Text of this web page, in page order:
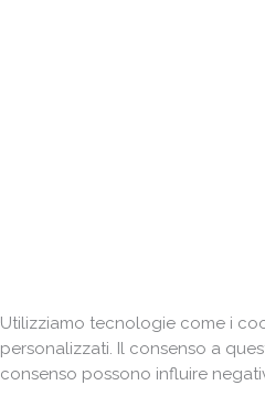
Utilizziamo tecnologie come i
personalizzati. Il consenso a
consenso possono influire